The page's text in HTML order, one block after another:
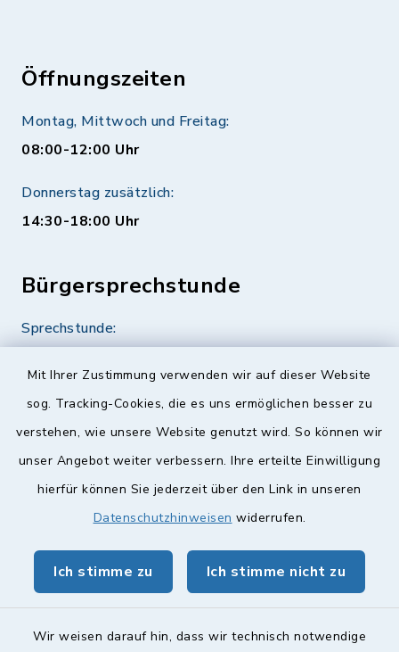
Mit Ihrer Zustimmung verwenden wir auf dieser Website
sog. Tracking-Cookies, die es uns ermöglichen besser zu
verstehen, wie unsere Website genutzt wird. So können wir
unser Angebot weiter verbessern. Ihre erteilte Einwilligung
hierfür können Sie jederzeit über den Link in unseren
Datenschutzhinweisen widerrufen.
Ich stimme zu Ich stimme nicht zu
Wir weisen darauf hin, dass wir technisch notwendige
Öffnungszeiten
Montag, Mittwoch und Freitag:
08:00-12:00 Uhr
Donnerstag zusätzlich:
14:30-18:00 Uhr
Bürgersprechstunde
Sprechstunde:
Quicklinks
Landkreis Lichtenfels
geoPortal Lichtenfels